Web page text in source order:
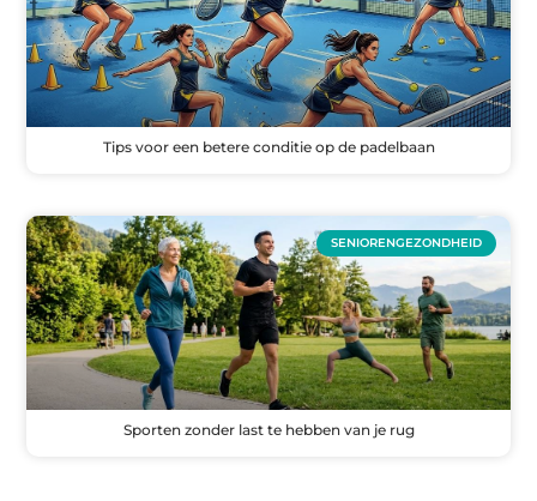
Tips voor een betere conditie op de padelbaan
SENIORENGEZONDHEID
Sporten zonder last te hebben van je rug